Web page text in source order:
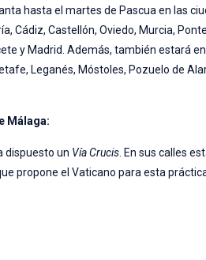
hasta el martes de Pascua en las
Cádiz, Castellón, Oviedo, Murcia,
y Madrid. Además, también estará
Leganés, Móstoles, Pozuelo de
Málaga:
dispuesto un Vía Crucis . En sus calles
propone el Vaticano para esta